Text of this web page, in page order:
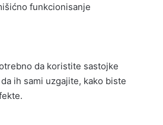
funkcionisanje
da koristite sastojke
ih sami uzgajite, kako biste